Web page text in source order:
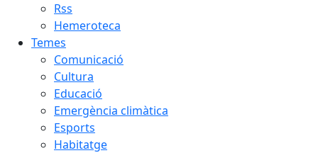
Rss
Hemeroteca
Temes
Comunicació
Cultura
Educació
Emergència climàtica
Esports
Habitatge